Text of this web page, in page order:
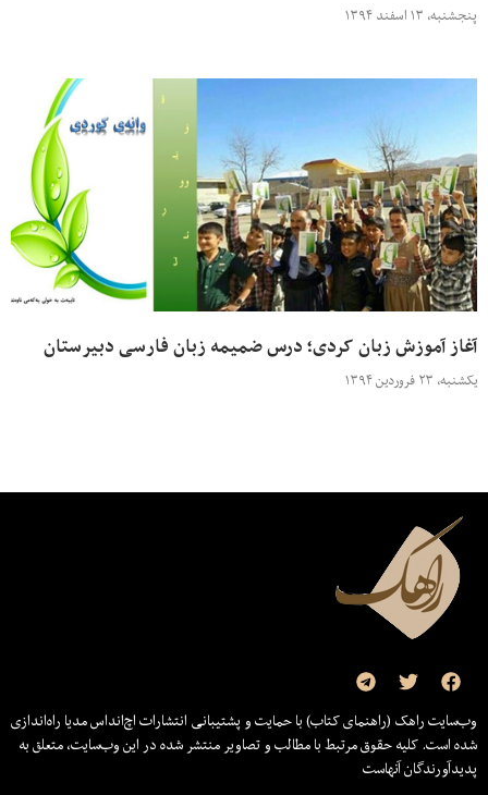
پنجشنبه، ۱۳ اسفند ۱۳۹۴
آغاز آموزش زبان کردی؛ درس ضمیمه زبان فارسی دبیرستان
یکشنبه، ۲۳ فروردین ۱۳۹۴
وب‌سایت راهک (راهنمای کتاب) با حمایت و پشتیبانی انتشارات اچ‌اند‌اس مدیا راه‌اندازی
شده است. کلیه حقوق مرتبط با مطالب و تصاویر منتشر شده در این وب‌سایت، متعلق به
پدیدآورندگان آنهاست